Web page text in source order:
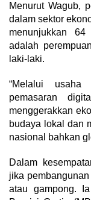
Menurut Wagub,
dalam sektor
menunjukkan
adalah
laki-laki.
“Melalui usaha
pemasaran
menggerakkan
budaya lokal dan
nasional bahkan
Dalam
jika
atau gampong.